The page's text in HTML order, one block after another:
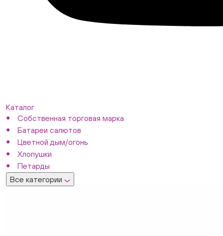
Каталог
Собственная торговая марка
Батареи салютов
Цветной дым/огонь
Хлопушки
Петарды
Все категории